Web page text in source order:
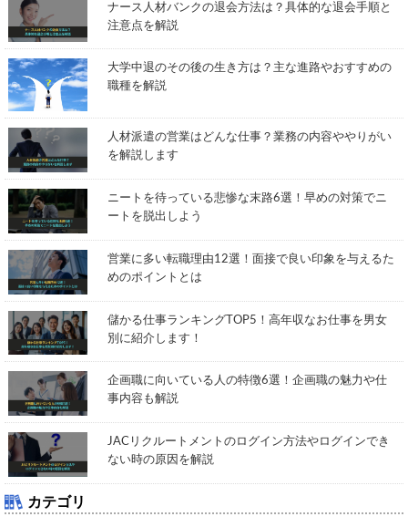
ナース人材バンクの退会方法は？具体的な退会手順と
注意点を解説
大学中退のその後の生き方は？主な進路やおすすめの
職種を解説
人材派遣の営業はどんな仕事？業務の内容ややりがい
を解説します
ニートを待っている悲惨な末路6選！早めの対策でニ
ートを脱出しよう
営業に多い転職理由12選！面接で良い印象を与えるた
めのポイントとは
儲かる仕事ランキングTOP5！高年収なお仕事を男女
別に紹介します！
企画職に向いている人の特徴6選！企画職の魅力や仕
事内容も解説
JACリクルートメントのログイン方法やログインでき
ない時の原因を解説
カテゴリ